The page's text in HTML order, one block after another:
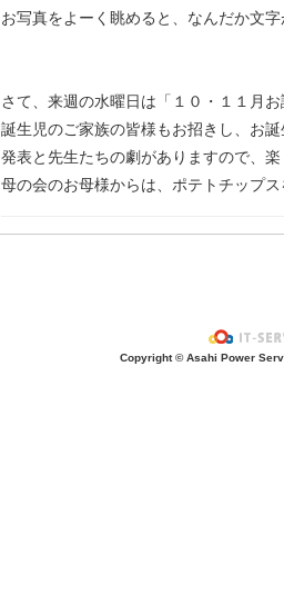
お写真をよーく眺めると、なんだか文
さて、来週の水曜日は「１０・１１月
誕生児のご家族の皆様もお招きし、お
発表と先生たちの劇がありますので、
母の会のお母様からは、ポテトチップ
Copyright © Asahi Power